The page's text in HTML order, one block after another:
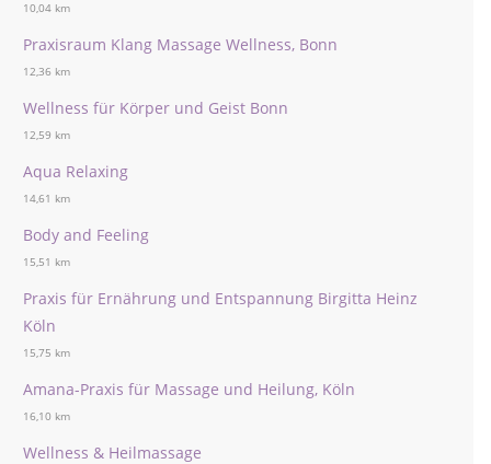
10,04 km
Praxisraum Klang Massage Wellness, Bonn
12,36 km
Wellness für Körper und Geist Bonn
12,59 km
Aqua Relaxing
14,61 km
Body and Feeling
15,51 km
Praxis für Ernährung und Entspannung Birgitta Heinz
Köln
15,75 km
Amana-Praxis für Massage und Heilung, Köln
16,10 km
Wellness & Heilmassage